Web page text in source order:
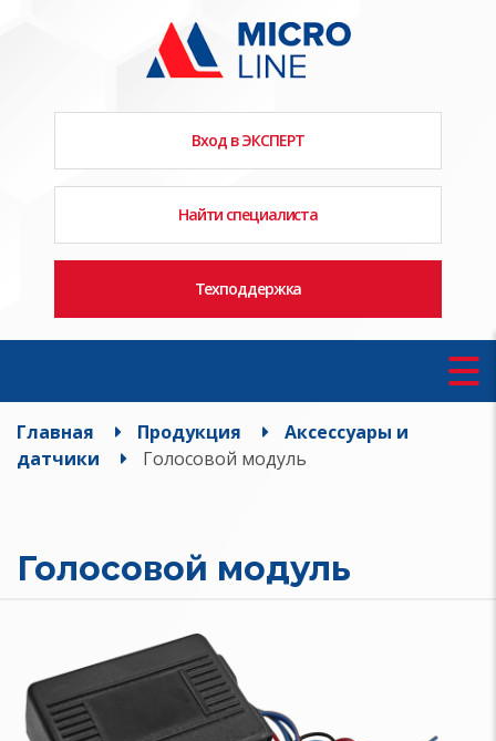
Вход в ЭКСПЕРТ
Найти специалиста
Техподдержка
Главная Продукция
Аксессуары и
датчики
Голосовой модуль
Голосовой модуль